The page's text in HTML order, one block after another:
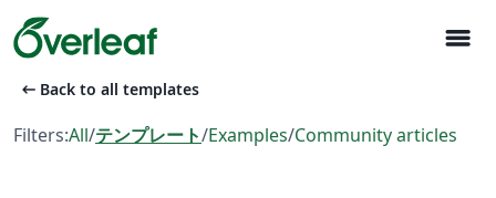
menu
arrow_left_alt Back to all templates
Filters:All/テンプレート/Examples/Community articles